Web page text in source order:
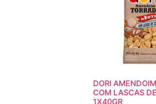
DORI
COM LASCAS
1X40GR